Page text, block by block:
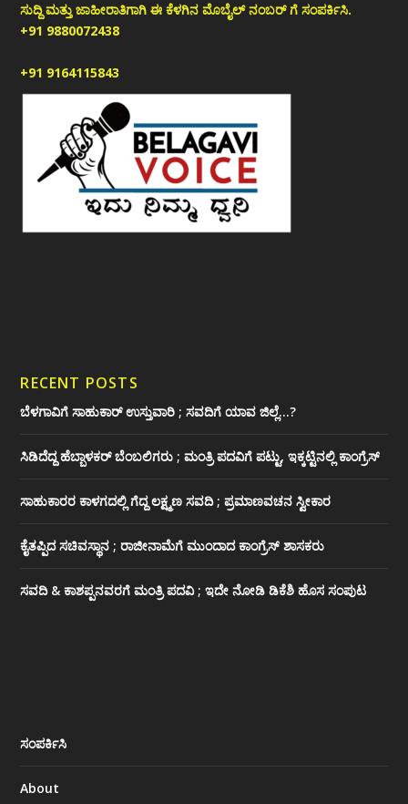
ಸುದ್ದಿ ಮತ್ತು ಜಾಹೀರಾತಿಗಾಗಿ ಈ ಕೆಳಗಿನ ಮೊಬೈಲ್ ನಂಬರ್ ಗೆ ಸಂಪರ್ಕಿಸಿ.
+91 9880072438
+91 9164115843
RECENT POSTS
ಬೆಳಗಾವಿಗೆ ಸಾಹುಕಾರ್ ಉಸ್ತುವಾರಿ ; ಸವದಿಗೆ ಯಾವ ಜಿಲ್ಲೆ…?
ಸಿಡಿದೆದ್ದ ಹೆಬ್ಬಾಳಕರ್ ಬೆಂಬಲಿಗರು ; ಮಂತ್ರಿ ಪದವಿಗೆ ‌ಪಟ್ಟು, ಇಕ್ಕಟ್ಟಿನಲ್ಲಿ ಕಾಂಗ್ರೆಸ್
ಸಾಹುಕಾರರ ಕಾಳಗದಲ್ಲಿ ಗೆದ್ದ ಲಕ್ಷ್ಮಣ ಸವದಿ ; ಪ್ರಮಾಣವಚನ ಸ್ವೀಕಾರ
ಕೈತಪ್ಪಿದ ಸಚಿವಸ್ಥಾನ ; ರಾಜೀನಾಮೆಗೆ ಮುಂದಾದ ಕಾಂಗ್ರೆಸ್ ‌ಶಾಸಕರು
ಸವದಿ & ಕಾಶಪ್ಪನವರಗೆ ಮಂತ್ರಿ ಪದವಿ ; ಇದೇ ನೋಡಿ‌ ಡಿಕೆಶಿ ಹೊಸ ಸಂಪುಟ
ಸಂಪರ್ಕಿಸಿ
About